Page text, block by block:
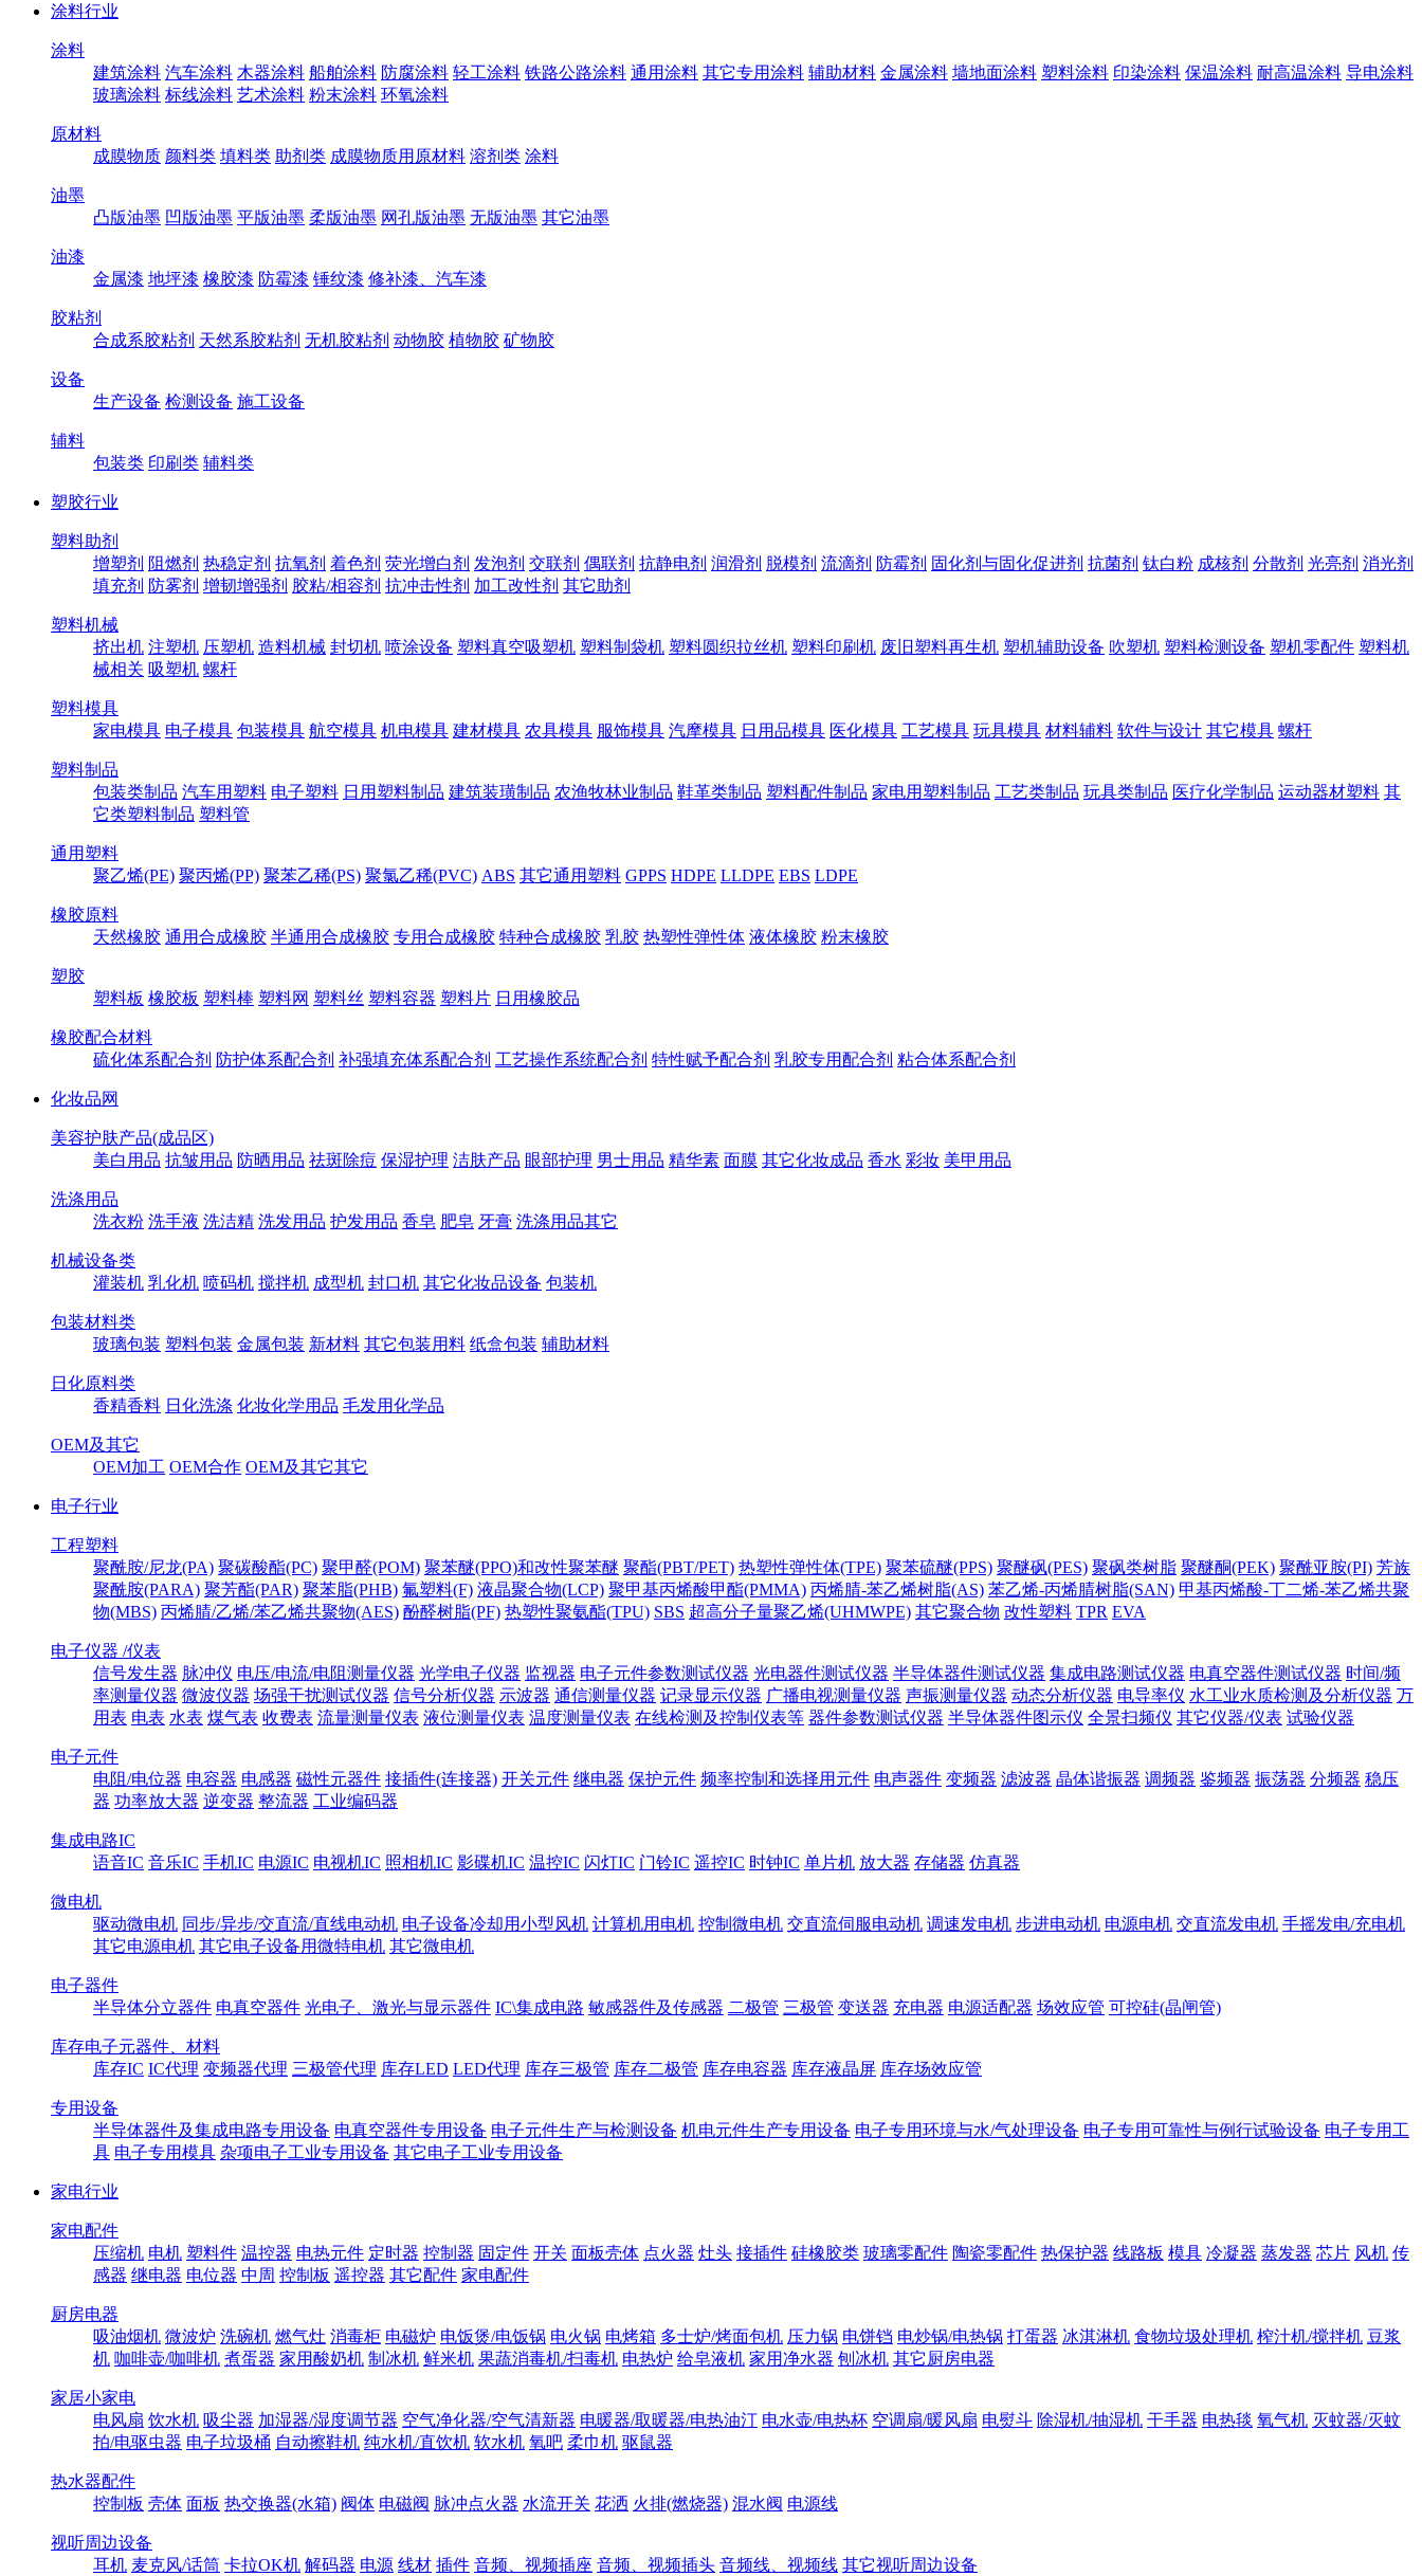
涂料行业
涂料
建筑涂料 汽车涂料 木器涂料 船舶涂料 防腐涂料 轻工涂料 铁路公路涂料 通用涂料 其它专用涂料 辅助材料 金属涂料 墙地面涂料 塑料涂料 印染涂料 保温涂料 耐高温涂料 导电涂料
玻璃涂料 标线涂料 艺术涂料 粉末涂料 环氧涂料
原材料
成膜物质 颜料类 填料类 助剂类 成膜物质用原材料 溶剂类 涂料
油墨
凸版油墨 凹版油墨 平版油墨 柔版油墨 网孔版油墨 无版油墨 其它油墨
油漆
金属漆 地坪漆 橡胶漆 防霉漆 锤纹漆 修补漆、汽车漆
胶粘剂
合成系胶粘剂 天然系胶粘剂 无机胶粘剂 动物胶 植物胶 矿物胶
设备
生产设备 检测设备 施工设备
辅料
包装类 印刷类 辅料类
塑胶行业
塑料助剂
增塑剂 阻燃剂 热稳定剂 抗氧剂 着色剂 荧光增白剂 发泡剂 交联剂 偶联剂 抗静电剂 润滑剂 脱模剂 流滴剂 防霉剂 固化剂与固化促进剂 抗菌剂 钛白粉 成核剂 分散剂 光亮剂 消光剂
填充剂 防雾剂 增韧增强剂 胶粘/相容剂 抗冲击性剂 加工改性剂 其它助剂
塑料机械
挤出机 注塑机 压塑机 造料机械 封切机 喷涂设备 塑料真空吸塑机 塑料制袋机 塑料圆织拉丝机 塑料印刷机 废旧塑料再生机 塑机辅助设备 吹塑机 塑料检测设备 塑机零配件 塑料机
械相关 吸塑机 螺杆
塑料模具
家电模具 电子模具 包装模具 航空模具 机电模具 建材模具 农具模具 服饰模具 汽摩模具 日用品模具 医化模具 工艺模具 玩具模具 材料辅料 软件与设计 其它模具 螺杆
塑料制品
包装类制品 汽车用塑料 电子塑料 日用塑料制品 建筑装璜制品 农渔牧林业制品 鞋革类制品 塑料配件制品 家电用塑料制品 工艺类制品 玩具类制品 医疗化学制品 运动器材塑料 其
它类塑料制品 塑料管
通用塑料
聚乙烯(PE) 聚丙烯(PP) 聚苯乙稀(PS) 聚氯乙稀(PVC) ABS 其它通用塑料 GPPS HDPE LLDPE EBS LDPE
橡胶原料
天然橡胶 通用合成橡胶 半通用合成橡胶 专用合成橡胶 特种合成橡胶 乳胶 热塑性弹性体 液体橡胶 粉末橡胶
塑胶
塑料板 橡胶板 塑料棒 塑料网 塑料丝 塑料容器 塑料片 日用橡胶品
橡胶配合材料
硫化体系配合剂 防护体系配合剂 补强填充体系配合剂 工艺操作系统配合剂 特性赋予配合剂 乳胶专用配合剂 粘合体系配合剂
化妆品网
美容护肤产品(成品区)
美白用品 抗皱用品 防晒用品 祛斑除痘 保湿护理 洁肤产品 眼部护理 男士用品 精华素 面膜 其它化妆成品 香水 彩妆 美甲用品
洗涤用品
洗衣粉 洗手液 洗洁精 洗发用品 护发用品 香皂 肥皂 牙膏 洗涤用品其它
机械设备类
灌装机 乳化机 喷码机 搅拌机 成型机 封口机 其它化妆品设备 包装机
包装材料类
玻璃包装 塑料包装 金属包装 新材料 其它包装用料 纸盒包装 辅助材料
日化原料类
香精香料 日化洗涤 化妆化学用品 毛发用化学品
OEM及其它
OEM加工 OEM合作 OEM及其它其它
电子行业
工程塑料
聚酰胺/尼龙(PA) 聚碳酸酯(PC) 聚甲醛(POM) 聚苯醚(PPO)和改性聚苯醚 聚酯(PBT/PET) 热塑性弹性体(TPE) 聚苯硫醚(PPS) 聚醚砜(PES) 聚砜类树脂 聚醚酮(PEK) 聚酰亚胺(PI) 芳族
聚酰胺(PARA) 聚芳酯(PAR) 聚苯脂(PHB) 氟塑料(F) 液晶聚合物(LCP) 聚甲基丙烯酸甲酯(PMMA) 丙烯腈-苯乙烯树脂(AS) 苯乙烯-丙烯腈树脂(SAN) 甲基丙烯酸-丁二烯-苯乙烯共聚
物(MBS) 丙烯腈/乙烯/苯乙烯共聚物(AES) 酚醛树脂(PF) 热塑性聚氨酯(TPU) SBS 超高分子量聚乙烯(UHMWPE) 其它聚合物 改性塑料 TPR EVA
电子仪器 /仪表
信号发生器 脉冲仪 电压/电流/电阻测量仪器 光学电子仪器 监视器 电子元件参数测试仪器 光电器件测试仪器 半导体器件测试仪器 集成电路测试仪器 电真空器件测试仪器 时间/频
率测量仪器 微波仪器 场强干扰测试仪器 信号分析仪器 示波器 通信测量仪器 记录显示仪器 广播电视测量仪器 声振测量仪器 动态分析仪器 电导率仪 水工业水质检测及分析仪器 万
用表 电表 水表 煤气表 收费表 流量测量仪表 液位测量仪表 温度测量仪表 在线检测及控制仪表等 器件参数测试仪器 半导体器件图示仪 全景扫频仪 其它仪器/仪表 试验仪器
电子元件
电阻/电位器 电容器 电感器 磁性元器件 接插件(连接器) 开关元件 继电器 保护元件 频率控制和选择用元件 电声器件 变频器 滤波器 晶体谐振器 调频器 鉴频器 振荡器 分频器 稳压
器 功率放大器 逆变器 整流器 工业编码器
集成电路IC
语音IC 音乐IC 手机IC 电源IC 电视机IC 照相机IC 影碟机IC 温控IC 闪灯IC 门铃IC 遥控IC 时钟IC 单片机 放大器 存储器 仿真器
微电机
驱动微电机 同步/异步/交直流/直线电动机 电子设备冷却用小型风机 计算机用电机 控制微电机 交直流伺服电动机 调速发电机 步进电动机 电源电机 交直流发电机 手摇发电/充电机
其它电源电机 其它电子设备用微特电机 其它微电机
电子器件
半导体分立器件 电真空器件 光电子、激光与显示器件 IC\集成电路 敏感器件及传感器 二极管 三极管 变送器 充电器 电源适配器 场效应管 可控硅(晶闸管)
库存电子元器件、材料
库存IC IC代理 变频器代理 三极管代理 库存LED LED代理 库存三极管 库存二极管 库存电容器 库存液晶屏 库存场效应管
专用设备
半导体器件及集成电路专用设备 电真空器件专用设备 电子元件生产与检测设备 机电元件生产专用设备 电子专用环境与水/气处理设备 电子专用可靠性与例行试验设备 电子专用工
具 电子专用模具 杂项电子工业专用设备 其它电子工业专用设备
家电行业
家电配件
压缩机 电机 塑料件 温控器 电热元件 定时器 控制器 固定件 开关 面板壳体 点火器 灶头 接插件 硅橡胶类 玻璃零配件 陶瓷零配件 热保护器 线路板 模具 冷凝器 蒸发器 芯片 风机 传
感器 继电器 电位器 中周 控制板 遥控器 其它配件 家电配件
厨房电器
吸油烟机 微波炉 洗碗机 燃气灶 消毒柜 电磁炉 电饭煲/电饭锅 电火锅 电烤箱 多士炉/烤面包机 压力锅 电饼铛 电炒锅/电热锅 打蛋器 冰淇淋机 食物垃圾处理机 榨汁机/搅拌机 豆浆
机 咖啡壶/咖啡机 煮蛋器 家用酸奶机 制冰机 鲜米机 果蔬消毒机/扫毒机 电热炉 给皂液机 家用净水器 刨冰机 其它厨房电器
家居小家电
电风扇 饮水机 吸尘器 加湿器/湿度调节器 空气净化器/空气清新器 电暖器/取暖器/电热油汀 电水壶/电热杯 空调扇/暖风扇 电熨斗 除湿机/抽湿机 干手器 电热毯 氧气机 灭蚊器/灭蚊
拍/电驱虫器 电子垃圾桶 自动擦鞋机 纯水机/直饮机 软水机 氧吧 柔巾机 驱鼠器
热水器配件
控制板 壳体 面板 热交换器(水箱) 阀体 电磁阀 脉冲点火器 水流开关 花洒 火排(燃烧器) 混水阀 电源线
视听周边设备
耳机 麦克风/话筒 卡拉OK机 解码器 电源 线材 插件 音频、视频插座 音频、视频插头 音频线、视频线 其它视听周边设备